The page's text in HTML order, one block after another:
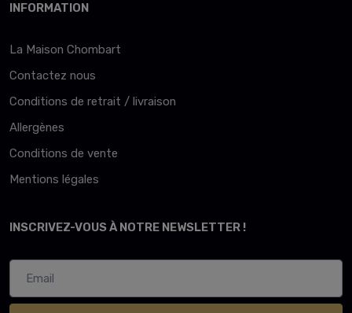
INFORMATION
La Maison Chombart
Contactez nous
Conditions de retrait / livraison
Allergènes
Conditions de vente
Mentions légales
INSCRIVEZ-VOUS À NOTRE NEWSLETTER !